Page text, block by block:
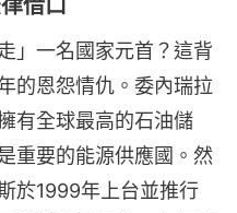
借口
」一名國家元首？這背
的恩怨情仇。委內瑞拉
有全球最高的石油儲
重要的能源供應國。然
於1999年上台並推行